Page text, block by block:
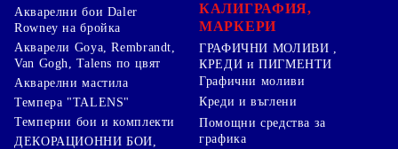
Акварелни бои Daler
Rowney на бройка
Акварели Goya, Rembrandt,
Van Gogh, Talens по цвят
Акварелни мастила
Темпера "TALENS"
Темперни бои и комплекти
ДЕКОРАЦИОННИ БОИ,
КАЛИГРАФИЯ,
МАРКЕРИ
ГРАФИЧНИ МОЛИВИ ,
КРЕДИ и ПИГМЕНТИ
Графични моливи
Креди и въглени
Помощни средства за
графика